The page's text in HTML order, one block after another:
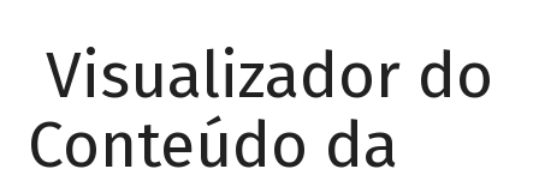
Visualizador do
Conteúdo da